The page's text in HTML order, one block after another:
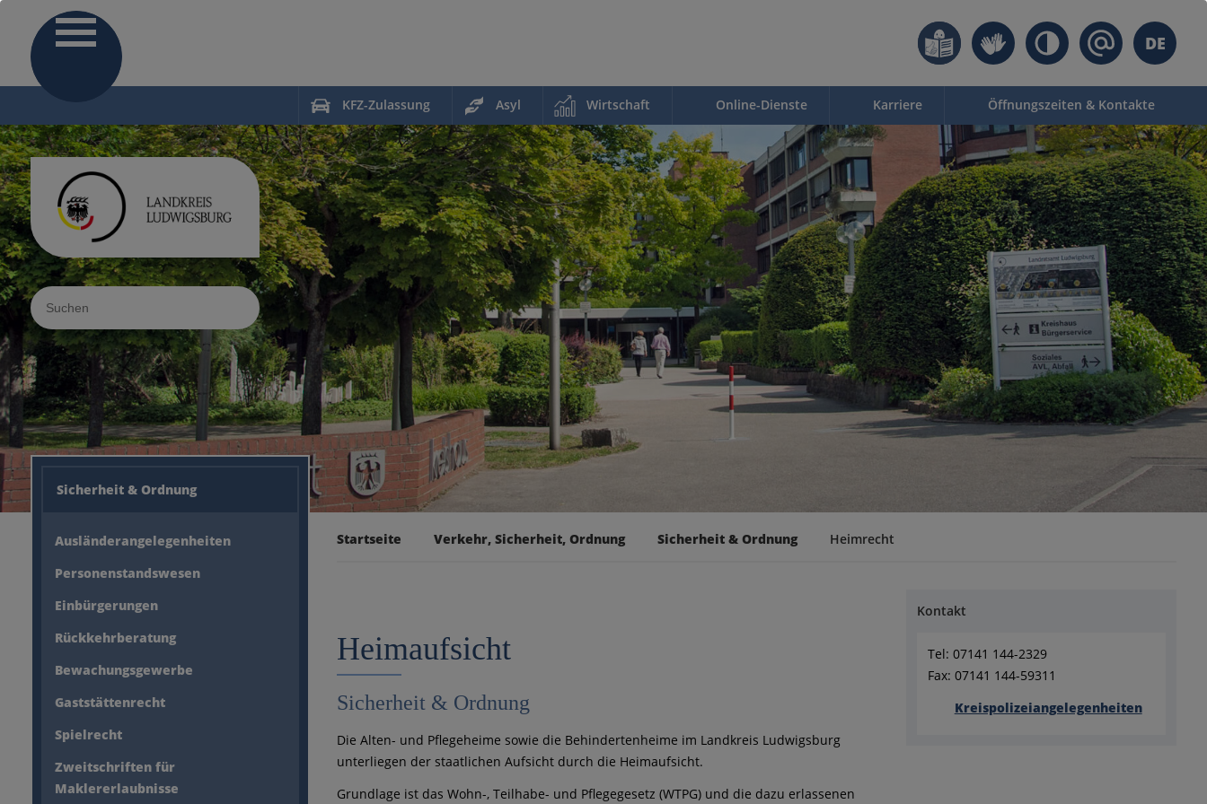
DE
KFZ-Zulassung Asyl Wirtschaft Online-Dienste Karriere Öffnungszeiten & Kontakte
Sucheingabe
Sicherheit & Ordnung
Ausländerangelegenheiten
Personenstandswesen
Einbürgerungen
Rückkehrberatung
Bewachungsgewerbe
Gaststättenrecht
Spielrecht
Zweitschriften für
Maklererlaubnisse
Startseite Verkehr, Sicherheit, Ordnung Sicherheit & Ordnung Heimrecht
Heimaufsicht
Sicherheit & Ordnung
Die Alten- und Pflegeheime sowie die Behindertenheime im Landkreis Ludwigsburg
unterliegen der staatlichen Aufsicht durch die Heimaufsicht.
Grundlage ist das Wohn-, Teilhabe- und Pflegegesetz (WTPG) und die dazu erlassenen
Kontakt
Tel: 07141 144-2329
Fax: 07141 144-59311
Kreispolizeiangelegenheiten